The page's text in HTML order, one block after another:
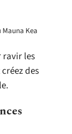
Kea
ravir les
des